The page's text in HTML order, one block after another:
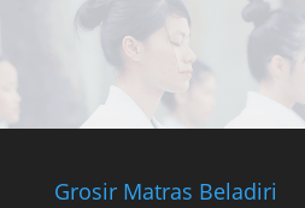
Grosir Matras Beladiri